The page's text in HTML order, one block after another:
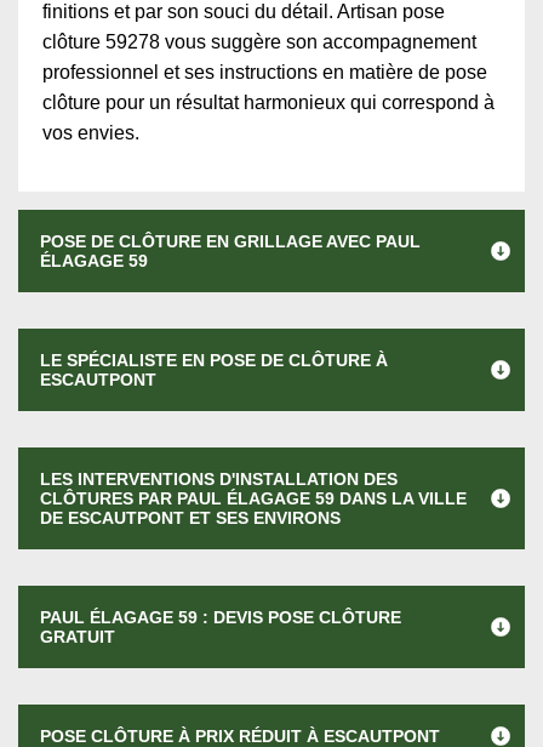
finitions et par son souci du détail. Artisan pose
clôture 59278 vous suggère son accompagnement
professionnel et ses instructions en matière de pose
clôture pour un résultat harmonieux qui correspond à
vos envies.
POSE DE CLÔTURE EN GRILLAGE AVEC PAUL
ÉLAGAGE 59
LE SPÉCIALISTE EN POSE DE CLÔTURE À
ESCAUTPONT
LES INTERVENTIONS D'INSTALLATION DES
CLÔTURES PAR PAUL ÉLAGAGE 59 DANS LA VILLE
DE ESCAUTPONT ET SES ENVIRONS
PAUL ÉLAGAGE 59 : DEVIS POSE CLÔTURE
GRATUIT
POSE CLÔTURE À PRIX RÉDUIT À ESCAUTPONT